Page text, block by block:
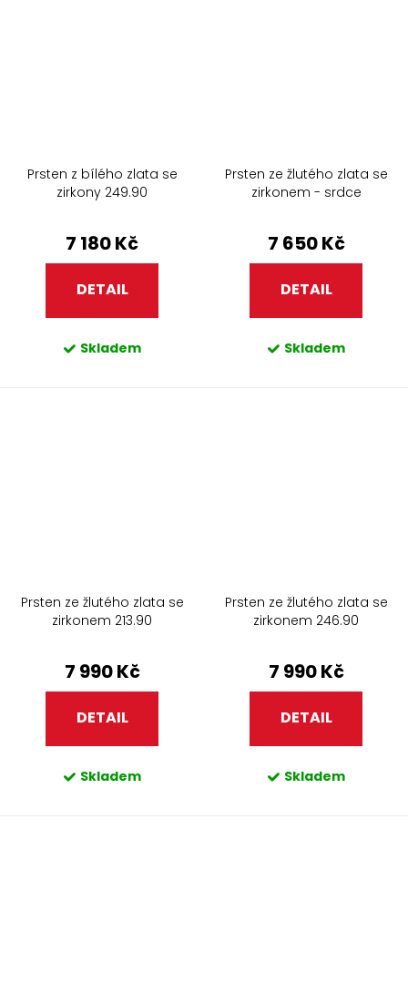
Prsten z bílého zlata se
zirkony 249.90
7 180 Kč
DETAIL
Skladem
Prsten ze žlutého zlata se
zirkonem - srdce
7 650 Kč
DETAIL
Skladem
Prsten ze žlutého zlata se
zirkonem 213.90
7 990 Kč
DETAIL
Skladem
Prsten ze žlutého zlata se
zirkonem 246.90
7 990 Kč
DETAIL
Skladem